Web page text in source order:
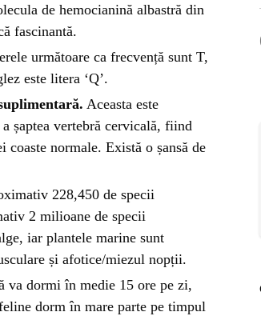
de hemocianină albastră din
fascinantă.
următoare ca frecvență sunt T,
este litera ‘Q’.
Aceasta este
șaptea vertebră cervicală, fiind
coaste normale. Există o șansă de
228,450 de specii
2 milioane de specii
iar plantele marine sunt
și afotice/miezul nopții.
va dormi în medie 15 ore pe zi,
dorm în mare parte pe timpul